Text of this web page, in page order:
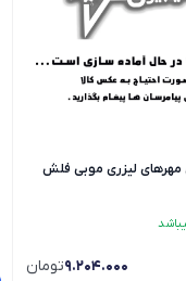
مهرهای لیزری موبی فلش
9.204.000تومان